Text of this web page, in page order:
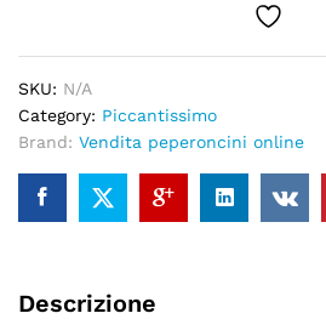
SKU: N/A
Category: Piccantissimo
Brand: Vendita peperoncini online
Descrizione